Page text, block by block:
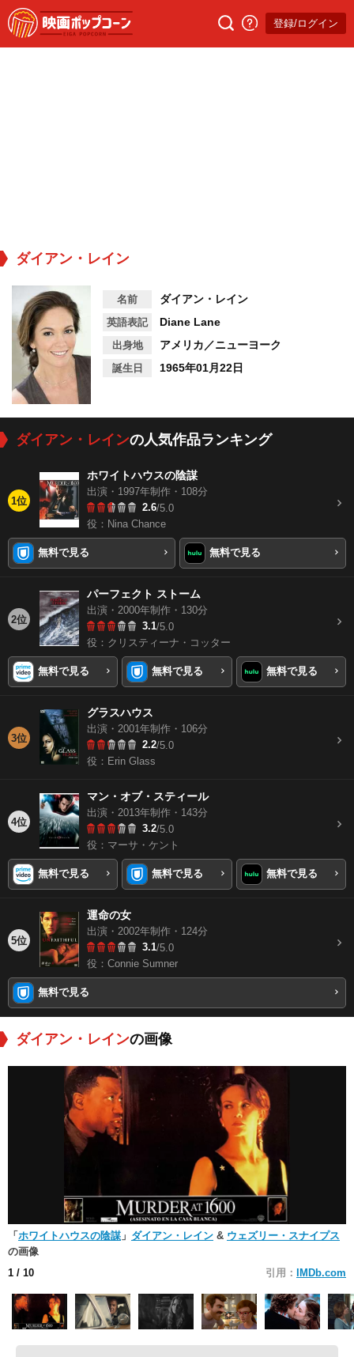
登録/ログイン
ダイアン・レイン
名前 ダイアン・レイン
英語表記 Diane Lane
出身地 アメリカ／ニューヨーク
誕生日 1965年01月22日
ダイアン・レインの人気作品ランキング
1位
ホワイトハウスの陰謀
出演・1997年制作・108分
2.6/5.0
役：Nina Chance
無料で見る 無料で見る
2位
パーフェクト ストーム
出演・2000年制作・130分
3.1/5.0
役：クリスティーナ・コッター
無料で見る 無料で見る 無料で見る
3位
グラスハウス
出演・2001年制作・106分
2.2/5.0
役：Erin Glass
4位
マン・オブ・スティール
出演・2013年制作・143分
3.2/5.0
役：マーサ・ケント
無料で見る 無料で見る 無料で見る
5位
運命の女
出演・2002年制作・124分
3.1/5.0
役：Connie Sumner
無料で見る
ダイアン・レインの画像
「 ホワイトハウスの陰謀 」 ダイアン・レイン & ウェズリー・スナイプス
の画像
1 / 10 引用： IMDb.com